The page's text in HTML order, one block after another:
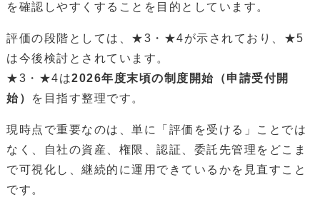
を確認しやすくすることを目的としています。
評価の段階としては、★3・★4が示されており、★5
は今後検討とされています。
★3・★4は2026年度末頃の制度開始（申請受付開
始）
を目指す整理です。
現時点で重要なのは、単に「評価を受ける」ことでは
なく、自社の資産、権限、認証、委託先管理をどこま
で可視化し、継続的に運用できているかを見直すこと
です。